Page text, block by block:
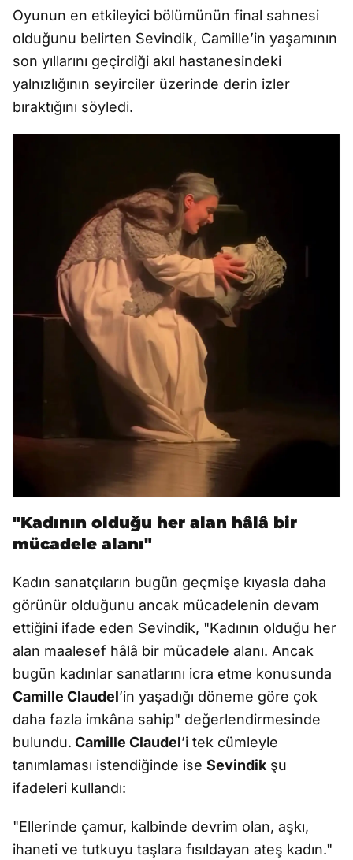
Oyunun en etkileyici bölümünün final sahnesi
olduğunu belirten Sevindik, Camille’in yaşamının
son yıllarını geçirdiği akıl hastanesindeki
yalnızlığının seyirciler üzerinde derin izler
bıraktığını söyledi.
"Kadının olduğu her alan hâlâ bir
mücadele alanı"
Kadın sanatçıların bugün geçmişe kıyasla daha
görünür olduğunu ancak mücadelenin devam
ettiğini ifade eden Sevindik, "Kadının olduğu her
alan maalesef hâlâ bir mücadele alanı. Ancak
bugün kadınlar sanatlarını icra etme konusunda
Camille Claudel’in yaşadığı döneme göre çok
daha fazla imkâna sahip" değerlendirmesinde
bulundu. Camille Claudel’i tek cümleyle
tanımlaması istendiğinde ise Sevindik şu
ifadeleri kullandı:
"Ellerinde çamur, kalbinde devrim olan, aşkı,
ihaneti ve tutkuyu taşlara fısıldayan ateş kadın."